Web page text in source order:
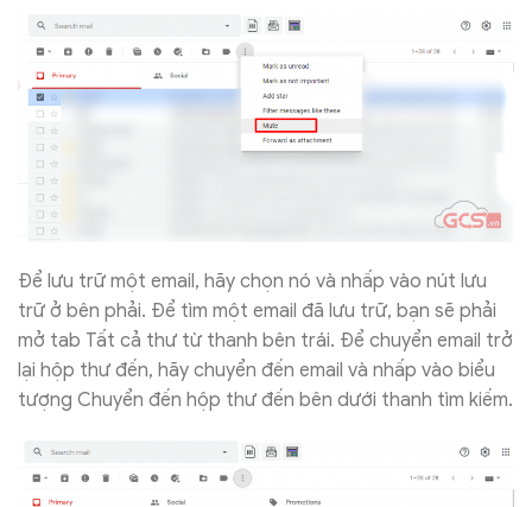
Để lưu trữ một email, hãy chọn nó và nhấp vào nút lưu
trữ ở bên phải. Để tìm một email đã lưu trữ, bạn sẽ phải
mở tab Tất cả thư từ thanh bên trái. Để chuyển email trở
lại hộp thư đến, hãy chuyển đến email và nhấp vào biểu
tượng Chuyển đến hộp thư đến bên dưới thanh tìm kiếm.